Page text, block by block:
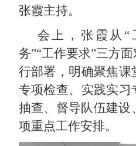
张霞主持。
会上，张霞从 “
务”“工作要求”三方
行部署，明确聚焦
专项检查、实践实
抽查、督导队伍建设
项重点工作安排。